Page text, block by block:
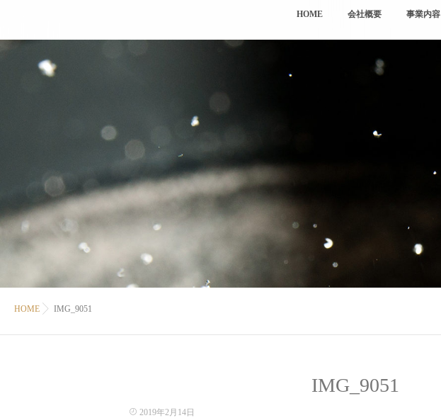
HOME 会社概要 事業内容
HOME IMG_9051
IMG_9051
2019年2月14日